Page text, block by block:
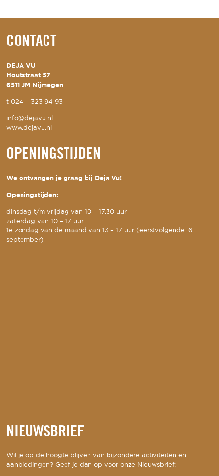
CONTACT
DEJA VU
Houtstraat 57
6511 JM Nijmegen
t024 – 323 94 93
info@dejavu.nl
www.dejavu.nl
OPENINGSTIJDEN
We ontvangen je graag bij Deja Vu!
Openingstijden:
dinsdag t/m vrijdag van 10 – 17.30 uur
zaterdag van 10 – 17 uur
1e zondag van de maand van 13 – 17 uur (eerstvolgende: 6
september)
NIEUWSBRIEF
Wil je op de hoogte blijven van bijzondere activiteiten en
aanbiedingen? Geef je dan op voor onze Nieuwsbrief: